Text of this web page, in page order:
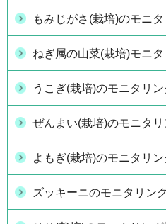
もみじがさ(栽培)のモニ
ねぎ属の山菜(栽培)モニ
うこぎ(栽培)のモニタリ
ぜんまい(栽培)のモニタ
よもぎ(栽培)のモニタリ
ズッキーニのモニタリン